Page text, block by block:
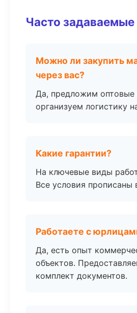
Часто
Можно ли закупить
через вас?
Да, предложим оптовые
организуем логистику
Какие гарантии?
На ключевые виды
Все условия прописаны
Работаете с
Да, есть опыт
объектов.
комплект документов.